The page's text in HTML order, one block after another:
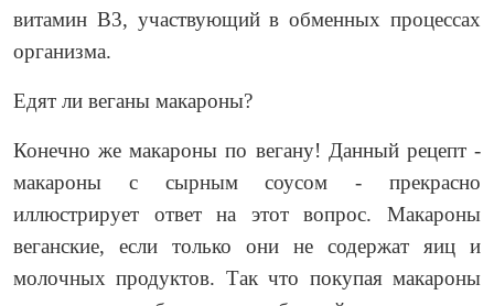
витамин B3, участвующий в обменных процессах
организма.
Едят ли веганы макароны?
Конечно же макароны по вегану! Данный рецепт -
макароны с сырным соусом - прекрасно
иллюстрирует ответ на этот вопрос. Макароны
веганские, если только они не содержат яиц и
молочных продуктов. Так что покупая макароны